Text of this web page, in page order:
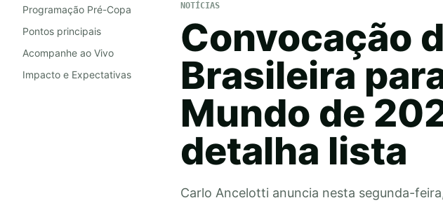
Programação Pré-Copa
Pontos principais
Acompanhe ao Vivo
Impacto e Expectativas
NOTÍCIAS
Convocação
Brasileira
Mundo de
detalha lista
Carlo Ancelotti anuncia nesta segunda-